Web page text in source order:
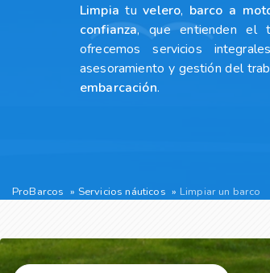
Limpia tuvelero, barco a
confianza, que entienden el
ofrecemos servicios
asesoramiento y gestión del
embarcación.
ProBarcos Servicios náuticos Limpiar un barco